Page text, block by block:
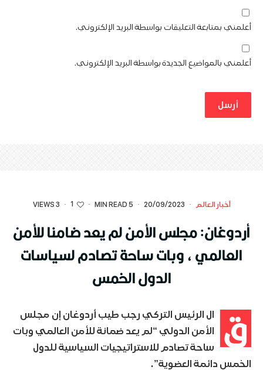
أعلمني بمتابعة التعليقات بواسطة البريد الإلكتروني.
أعلمني بالمواضيع الجديدة بواسطة البريد الإلكتروني.
أخبار العالم ·
20/09/2023
·
5 MIN READ
·
1
·
3 VIEWS
أردوغان: مجلس الأمن لم يعد ضامنا للأمن
العالمي ، وبات ساحة تصادم لسياسات
الدول الخمس
ق
ال الرئيس التركي رجب طيب أردوغان إن مجلس
الأمن الدولي “لم يعد ضمانة للأمن العالمي وبات
ساحة تصادم للاستراتيجيات السياسية للدول
الخمس دائمة العضوية”.